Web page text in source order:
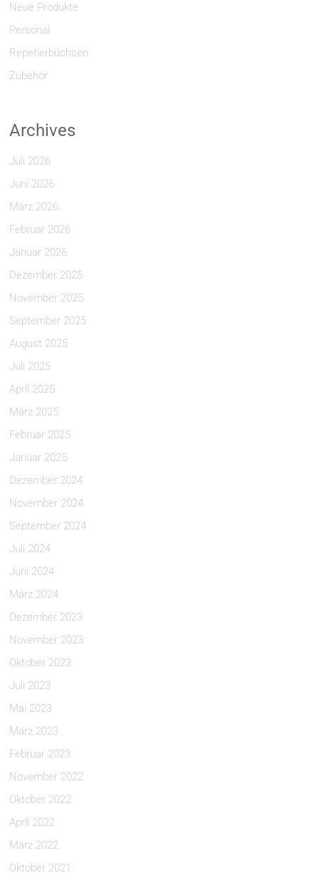
Neue Produkte
Personal
Repetierbüchsen
Zubehör
Archives
Juli 2026
Juni 2026
März 2026
Februar 2026
Januar 2026
Dezember 2025
November 2025
September 2025
August 2025
Juli 2025
April 2025
März 2025
Februar 2025
Januar 2025
Dezember 2024
November 2024
September 2024
Juli 2024
Juni 2024
März 2024
Dezember 2023
November 2023
Oktober 2023
Juli 2023
Mai 2023
März 2023
Februar 2023
November 2022
Oktober 2022
April 2022
März 2022
Oktober 2021